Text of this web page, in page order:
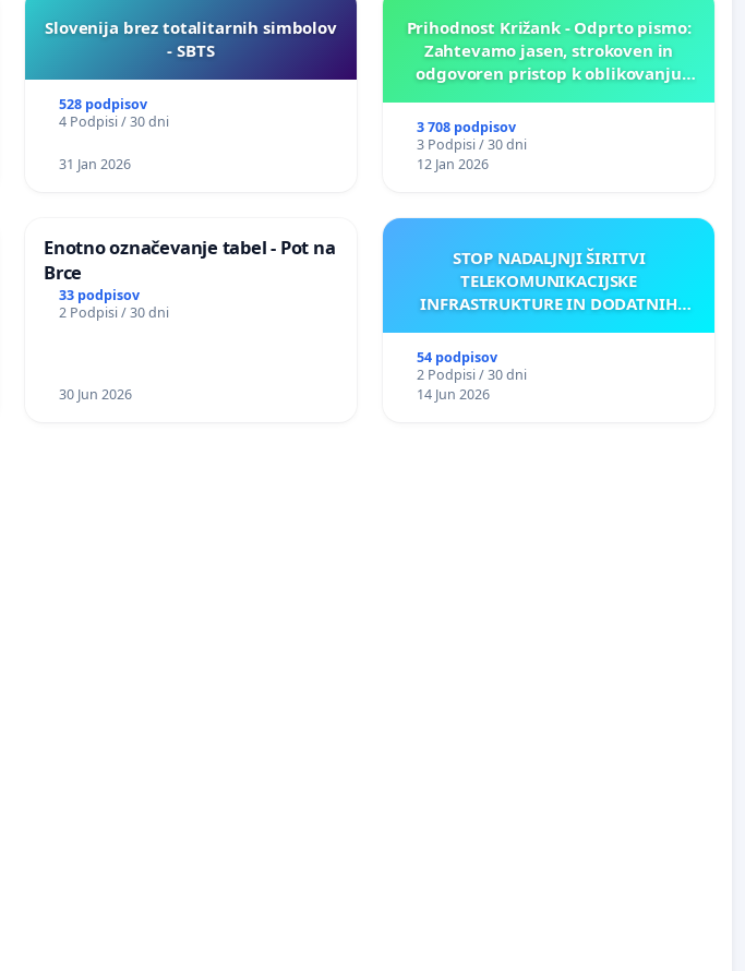
Slovenija brez totalitarnih simbolov
- SBTS
528 podpisov
4 Podpisi / 30 dni
31 Jan 2026
Prihodnost Križank - Odprto pismo:
Zahtevamo jasen, strokoven in
odgovoren pristop k oblikovanju
3 708 podpisov
3 Podpisi / 30 dni
12 Jan 2026
Enotno označevanje tabel - Pot na
Brce
33 podpisov
2 Podpisi / 30 dni
30 Jun 2026
STOP NADALJNJI ŠIRITVI
TELEKOMUNIKACIJSKE
INFRASTRUKTURE IN DODATNIH
54 podpisov
2 Podpisi / 30 dni
14 Jun 2026